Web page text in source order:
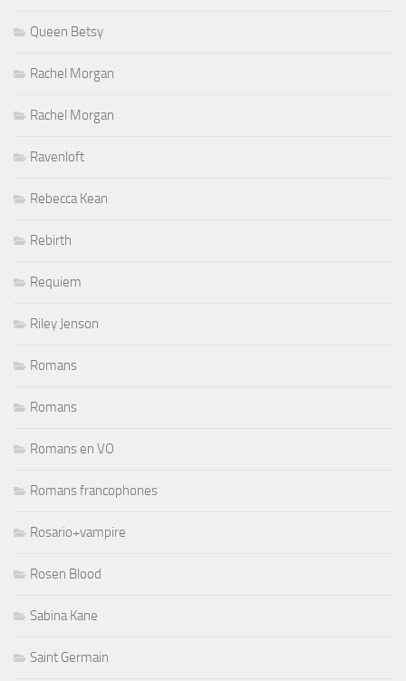
Queen Betsy
Rachel Morgan
Rachel Morgan
Ravenloft
Rebecca Kean
Rebirth
Requiem
Riley Jenson
Romans
Romans
Romans en VO
Romans francophones
Rosario+vampire
Rosen Blood
Sabina Kane
Saint Germain